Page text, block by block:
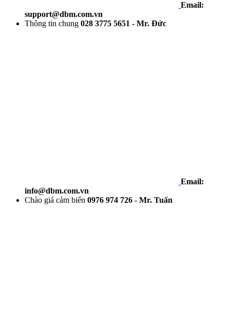
Email:
support@dbm.com.vn
Thông tin chung 028 3775 5651 - Mr. Đức
Email:
info@dbm.com.vn
Chào giá cảm biến 0976 974 726 - Mr. Tuấn